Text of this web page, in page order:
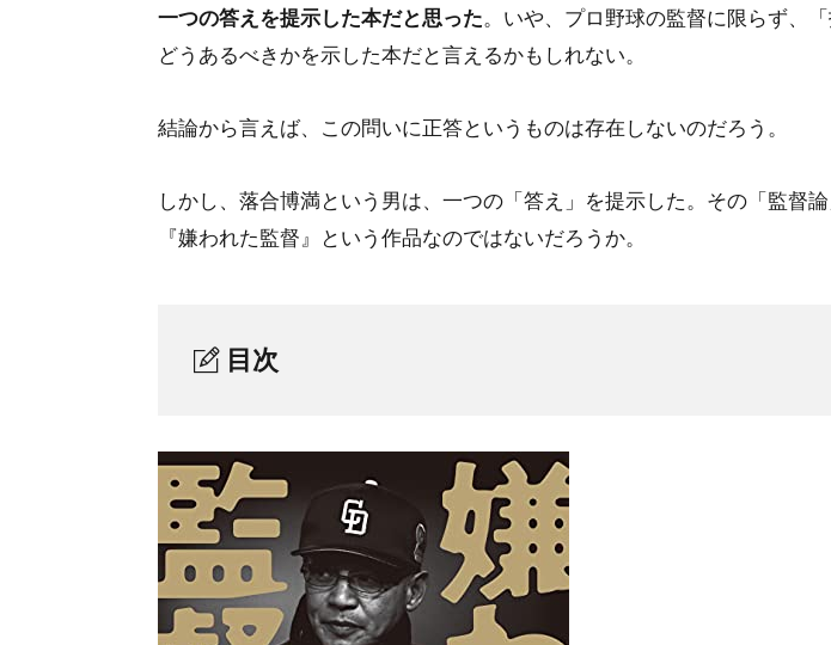
一つの答えを提示した本だと思った。いや、プロ野球の監督に限らず、
どうあるべきかを示した本だと言えるかもしれない。
結論から言えば、この問いに正答というものは存在しないのだろう。
しかし、落合博満という男は、一つの「答え」を提示した。その「監督
『嫌われた監督』という作品なのではないだろうか。
目次
1-1.
〈敵役〉としての落合中日
1-2.
WBCの「ボイコット」事件
1-3.
「嫌われていく監督」
2.
これからの「プロ野球の監督論」